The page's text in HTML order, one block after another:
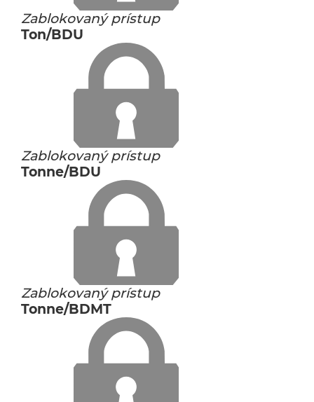
Zablokovaný prístup
Ton/BDU
Zablokovaný prístup
Tonne/BDU
Zablokovaný prístup
Tonne/BDMT